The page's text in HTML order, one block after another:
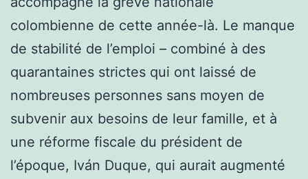
colombienne de cette année-là. Le manque
de stabilité de l’emploi – combiné à des
quarantaines strictes qui ont laissé de
nombreuses personnes sans moyen de
subvenir aux besoins de leur famille, et à
une réforme fiscale du président de
l’époque, Iván Duque, qui aurait augmenté